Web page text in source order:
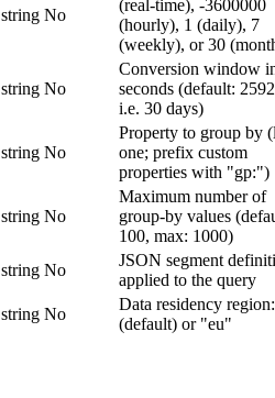
string No
(real-time), -3600000
(hourly), 1 (daily), 7
(weekly), or 30
string No
Conversion window
seconds (default:
i.e. 30 days)
string No
Property to group by
one; prefix custom
properties with "gp:")
string No
Maximum number of
group-by values
100, max: 1000)
string No
JSON segment
applied to the query
string No
Data residency
(default) or "eu"